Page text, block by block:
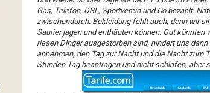
Gas, Telefon, DSL, Sportverein und Co bezahlt.
zwischendurch. Bekleidung fehlt auch, denn wir
Saurier jagen und enthäuten können. Gut
riesen Dinger ausgestorben sind, hindert uns
annehmen, den Tag zur Nacht und die Nacht zum
Stunden Tag beantragen und nicht schlafen, aber